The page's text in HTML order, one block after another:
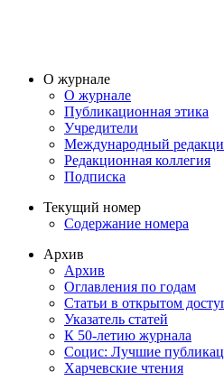
О журнале
О журнале
Публикационная этика
Учредители
Международный
Редакционная коллегия
Подписка
Текущий номер
Содержание номера
Архив
Архив
Оглавления по годам
Статьи в открытом
Указатель статей
К 50-летию журнала
Социс: Лучшие
Харчевские чтения